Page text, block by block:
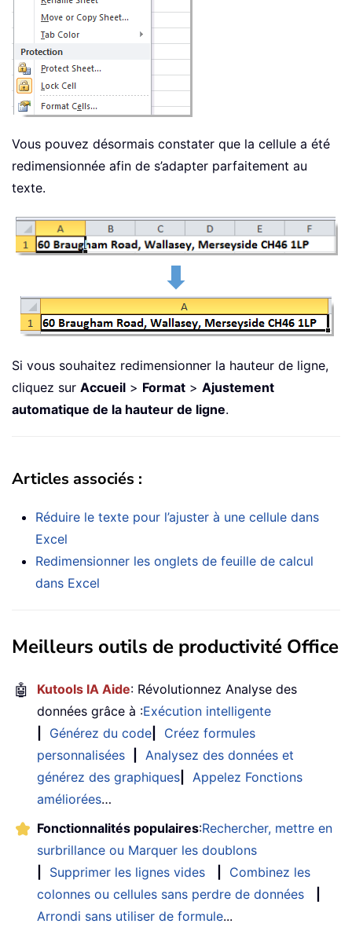
Vous pouvez désormais constater que la cellule a été
redimensionnée afin de s’adapter parfaitement au
texte.
Si vous souhaitez redimensionner la hauteur de ligne,
cliquez sur Accueil > Format > Ajustement
automatique de la hauteur de ligne.
Articles associés :
Réduire le texte pour l’ajuster à une cellule dans
Excel
Redimensionner les onglets de feuille de calcul
dans Excel
Meilleurs outils de productivité Office
🤖 Kutools IA Aide: Révolutionnez Analyse des
données grâce à :Exécution intelligente
Générez du code
Créez formules
personnalisées
Analysez des données et
générez des graphiques
Appelez Fonctions
améliorées…
Fonctionnalités populaires:Rechercher, mettre en
surbrillance ou Marquer les doublons
Supprimer les lignes vides
Combinez les
colonnes ou cellules sans perdre de données
Arrondi sans utiliser de formule...